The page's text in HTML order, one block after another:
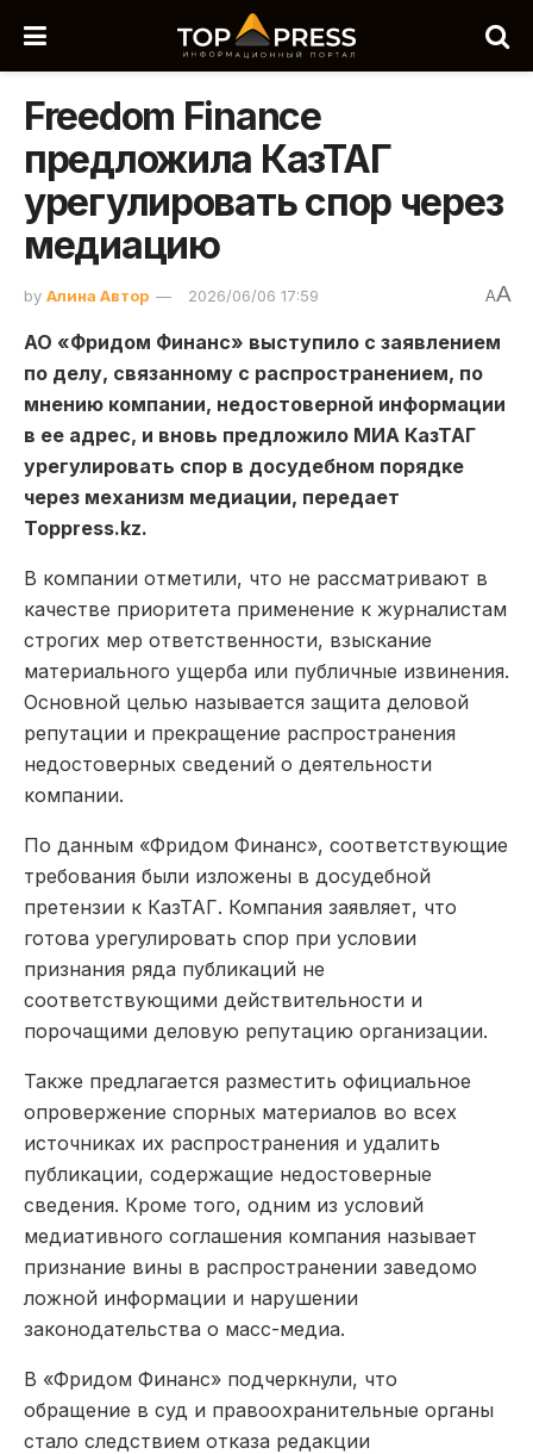
Freedom Finance
предложила КазТАГ
урегулировать спор через
медиацию
by Алина Автор 2026/06/06 17:59 AA
АО «Фридом Финанс» выступило с заявлением
по делу, связанному с распространением, по
мнению компании, недостоверной информации
в ее адрес, и вновь предложило МИА КазТАГ
урегулировать спор в досудебном порядке
через механизм медиации, передает
Toppress.kz.
В компании отметили, что не рассматривают в
качестве приоритета применение к журналистам
строгих мер ответственности, взыскание
материального ущерба или публичные извинения.
Основной целью называется защита деловой
репутации и прекращение распространения
недостоверных сведений о деятельности
компании.
По данным «Фридом Финанс», соответствующие
требования были изложены в досудебной
претензии к КазТАГ. Компания заявляет, что
готова урегулировать спор при условии
признания ряда публикаций не
соответствующими действительности и
порочащими деловую репутацию организации.
Также предлагается разместить официальное
опровержение спорных материалов во всех
источниках их распространения и удалить
публикации, содержащие недостоверные
сведения. Кроме того, одним из условий
медиативного соглашения компания называет
признание вины в распространении заведомо
ложной информации и нарушении
законодательства о масс-медиа.
В «Фридом Финанс» подчеркнули, что
обращение в суд и правоохранительные органы
стало следствием отказа редакции